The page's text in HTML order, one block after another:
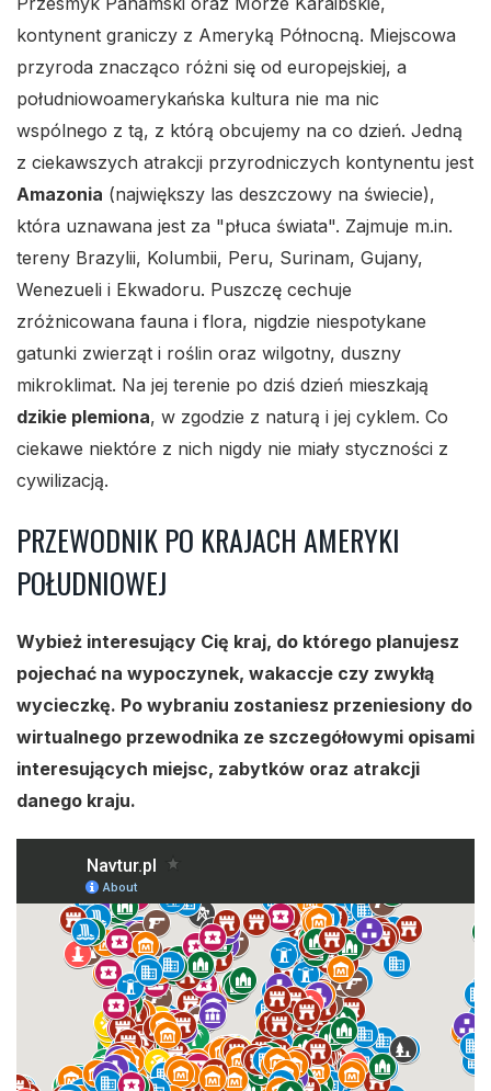
kontynent graniczy z Ameryką Północną. Miejscowa
przyroda znacząco różni się od europejskiej, a
południowoamerykańska kultura nie ma nic
wspólnego z tą, z którą obcujemy na co dzień. Jedną
z ciekawszych atrakcji przyrodniczych kontynentu jest
Amazonia (największy las deszczowy na świecie),
która uznawana jest za "płuca świata". Zajmuje m.in.
tereny Brazylii, Kolumbii, Peru, Surinam, Gujany,
Wenezueli i Ekwadoru. Puszczę cechuje
zróżnicowana fauna i flora, nigdzie niespotykane
gatunki zwierząt i roślin oraz wilgotny, duszny
mikroklimat. Na jej terenie po dziś dzień mieszkają
dzikie plemiona, w zgodzie z naturą i jej cyklem. Co
ciekawe niektóre z nich nigdy nie miały styczności z
cywilizacją.
PRZEWODNIK PO KRAJACH AMERYKI
POŁUDNIOWEJ
Wybież interesujący Cię kraj, do którego planujesz
pojechać na wypoczynek, wakaccje czy zwykłą
wycieczkę. Po wybraniu zostaniesz przeniesiony do
wirtualnego przewodnika ze szczegółowymi opisami
interesujących miejsc, zabytków oraz atrakcji
danego kraju.